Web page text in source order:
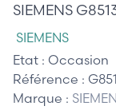
SIEMENS
SIEMENS
Etat : Occasion
Référence :
Marque :